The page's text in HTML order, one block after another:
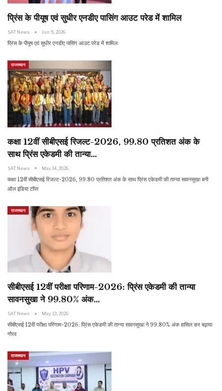
प्रिंस के पीयूष एवं सुधीर एनडीए पासिंग आउट परेड में शामिल
SAT News Jun 5, 2026
प्रिंस के पीयूष एवं सुधीर एनडीए पासिंग आउट परेड में शामिल
राजस्थान
कक्षा 12वीं सीबीएसई रिजल्ट-2026, 99.80 प्रतिशत अंक के
साथ प्रिंस एकेडमी की तान्या…
SAT News May 14, 2026
कक्षा 12वीं सीबीएसई रिजल्ट-2026, 99.80 प्रतिशत अंक के साथ प्रिंस एकेडमी की तान्या सावनसुखा बनी
ऑल इंडिया टाॅपर
राजस्थान
सीबीएसई 12वीं परीक्षा परिणाम-2026: प्रिंस एकेडमी की तान्या
सावनसुखा ने 99.80% अंक…
SAT News May 13, 2026
सीबीएसई 12वीं परीक्षा परिणाम-2026: प्रिंस एकेडमी की तान्या सावनसुखा ने 99.80% अंक हासिल कर बढ़ाया
गौरव
राजस्थान